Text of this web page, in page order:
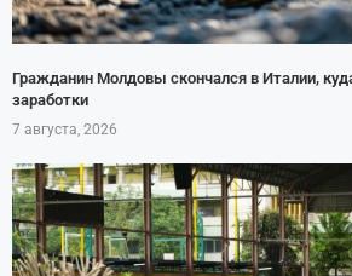
Гражданин Молдовы скончался в Италии,
заработки
7 августа, 2026